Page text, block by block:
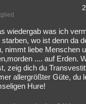
wiedergab was ich
wo ist denn da
nimmt liebe Menschen
.... auf Erden.
zeig dich du
allergrößter Güte, du
Hure!